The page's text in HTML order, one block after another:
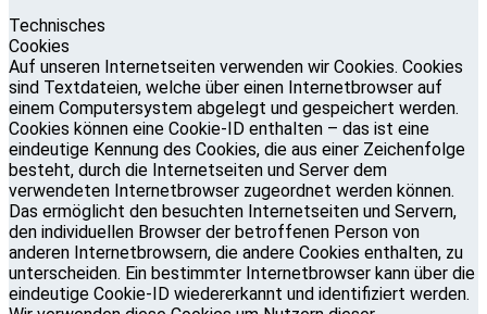
Technisches
Cookies
Auf unseren Internetseiten verwenden wir Cookies. Cookies
sind Textdateien, welche über einen Internetbrowser auf
einem Computersystem abgelegt und gespeichert werden.
Cookies können eine Cookie-ID enthalten – das ist eine
eindeutige Kennung des Cookies, die aus einer Zeichenfolge
besteht, durch die Internetseiten und Server dem
verwendeten Internetbrowser zugeordnet werden können.
Das ermöglicht den besuchten Internetseiten und Servern,
den individuellen Browser der betroffenen Person von
anderen Internetbrowsern, die andere Cookies enthalten, zu
unterscheiden. Ein bestimmter Internetbrowser kann über die
eindeutige Cookie-ID wiedererkannt und identifiziert werden.